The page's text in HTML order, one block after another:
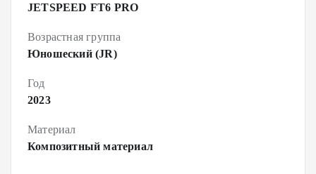
JETSPEED FT6 PRO
Возрастная группа
Юношеский (JR)
Год
2023
Материал
Композитный материал